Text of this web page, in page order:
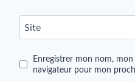
Site
Enregistrer mon nom,
navigateur pour mon